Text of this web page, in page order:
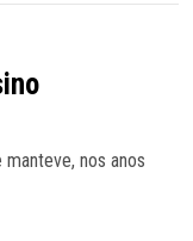
nos anos